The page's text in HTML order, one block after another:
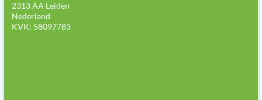
2313 AA Leiden
Nederland
KVK: 58097783